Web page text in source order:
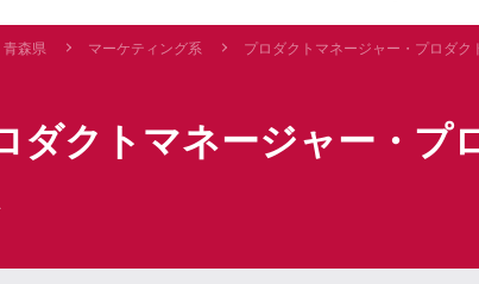
青森県 マーケティング系 プロダクトマネージャー・プロダク
ダクトマネージャー・